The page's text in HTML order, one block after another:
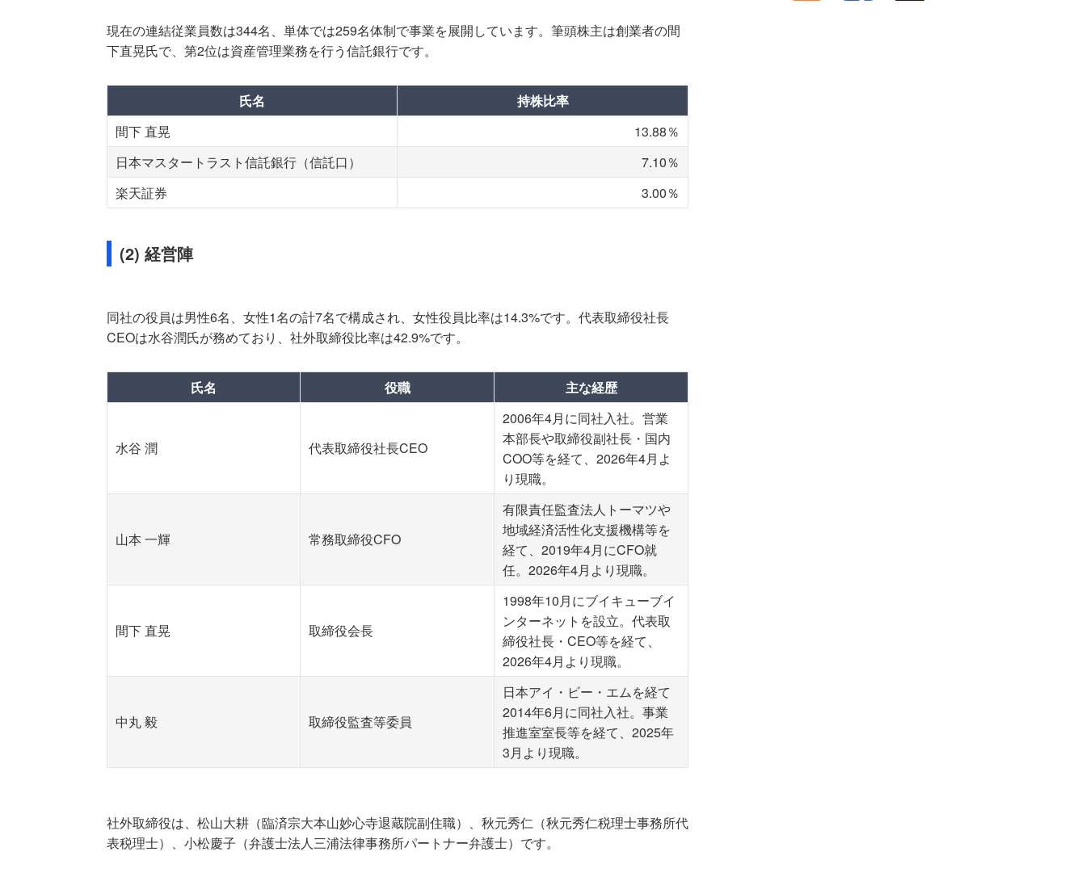
現在の連結従業員数は344名、単体では259名体制で事業を展開しています。筆頭株主は創業者の間
下直晃氏で、第2位は資産管理業務を行う信託銀行です。
氏名
持株比率
間下 直晃
13.88％
日本マスタートラスト信託銀行（信託口）
7.10％
楽天証券
3.00％
(2) 経営陣
同社の役員は男性6名、女性1名の計7名で構成され、女性役員比率は14.3%です。代表取締役社長
CEOは水谷潤氏が務めており、社外取締役比率は42.9%です。
氏名 役職 主な経歴
水谷 潤 代表取締役社長CEO
2006年4月に同社入社。営業
本部長や取締役副社長・国内
COO等を経て、2026年4月よ
り現職。
山本 一輝 常務取締役CFO
有限責任監査法人トーマツや
地域経済活性化支援機構等を
経て、2019年4月にCFO就
任。2026年4月より現職。
間下 直晃 取締役会長
1998年10月にブイキューブイ
ンターネットを設立。代表取
締役社長・CEO等を経て、
2026年4月より現職。
中丸 毅 取締役監査等委員
日本アイ・ビー・エムを経て
2014年6月に同社入社。事業
推進室室長等を経て、2025年
3月より現職。
社外取締役は、松山大耕（臨済宗大本山妙心寺退蔵院副住職）、秋元秀仁（秋元秀仁税理士事務所代
表税理士）、小松慶子（弁護士法人三浦法律事務所パートナー弁護士）です。